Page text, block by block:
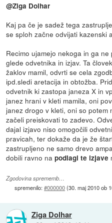
@Ziga Dolhar
Kaj pa če je sadež tega
se sploh začne odvijati kazenski
Recimo ujamejo nekoga in ga
glede odvetnika in izjav. Ta
žaklov mamil, odvrti se cela
ipd.sledi aretacija in obtožba.
odvetnik ki zastopa janeza X in
janez hrani v kleti mamila, oni
janez drogo v kleti, oni so potem
začeli preiskovati to zadevo.
dajal izjavo niso omogočili
pravicah, ter dokaže da je že
zastrupljeno ne samo drevo
dobili ravno napodlagi te izjave
Zgodovina sprememb…
spremenilo:#000000(30. maj 2010 ob
Ziga Dolhar